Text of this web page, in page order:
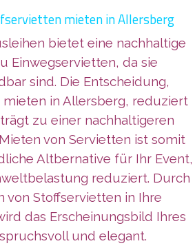
mieten in Allersberg
bietet eine nachhaltige
Einwegservietten, da sie
sind. Die Entscheidung,
in Allersberg, reduziert
zu einer nachhaltigeren
von Servietten ist somit
Altbernative für Ihr Event,
reduziert. Durch
von Stoffservietten in Ihre
das Erscheinungsbild Ihres
und elegant.